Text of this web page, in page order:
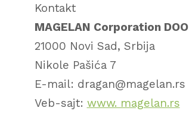
Kontakt
MAGELAN Corporation DOO
21000 Novi Sad, Srbija
Nikole Pašića 7
E-mail: dragan@magelan.rs
Veb-sajt: www. magelan.rs